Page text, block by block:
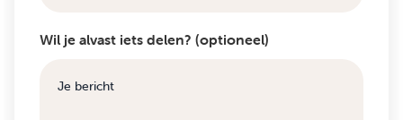
Wil je alvast iets delen? (optioneel)